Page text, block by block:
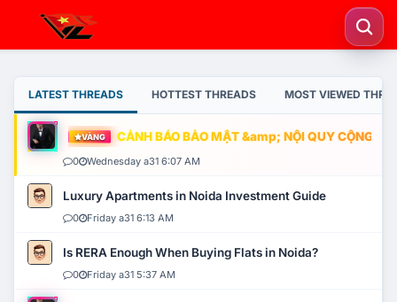
LATEST THREADS HOTTEST THREADS MOST VIEWED
VÀNG CẢNH BÁO BẢO MẬT &amp; NỘI QUY CỘNG
0 Wednesday a31 6:07 AM
Luxury Apartments in Noida Investment Guide
0 Friday a31 6:13 AM
Is RERA Enough When Buying Flats in Noida?
0 Friday a31 5:37 AM